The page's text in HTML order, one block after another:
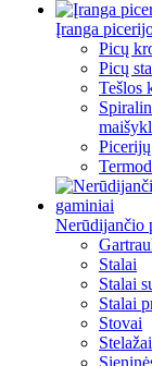
Įranga
Picų
Picų
Tešlos
Nerūdijančio
Stalai
Stalai
Stalai
Stovai
Stelažai